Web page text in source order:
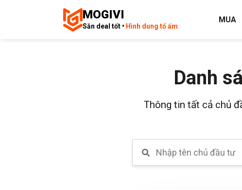
MOGIVI
Săn deal tốt • Hình dung tổ ấm
MUA
Danh
Thông tin tất cả chủ